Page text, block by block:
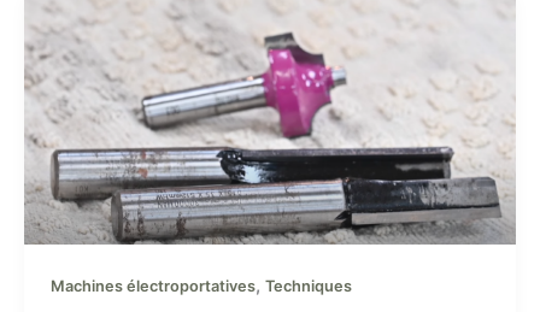
Machines électroportatives, Techniques